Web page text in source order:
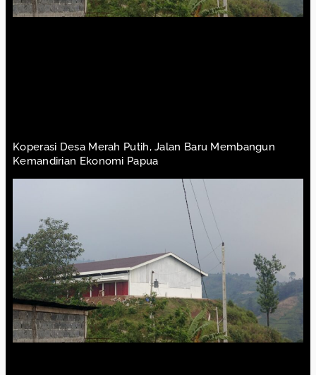
Koperasi Desa Merah Putih, Jalan Baru Membangun
Kemandirian Ekonomi Papua